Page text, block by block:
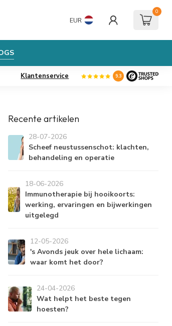
EUR
0
Klantenservice 9.3
Recente artikelen
28-07-2026
Scheef neustussenschot: klachten,
behandeling en operatie
18-06-2026
Immunotherapie bij hooikoorts:
werking, ervaringen en bijwerkingen
uitgelegd
12-05-2026
's Avonds jeuk over hele lichaam:
waar komt het door?
24-04-2026
Wat helpt het beste tegen
hoesten?